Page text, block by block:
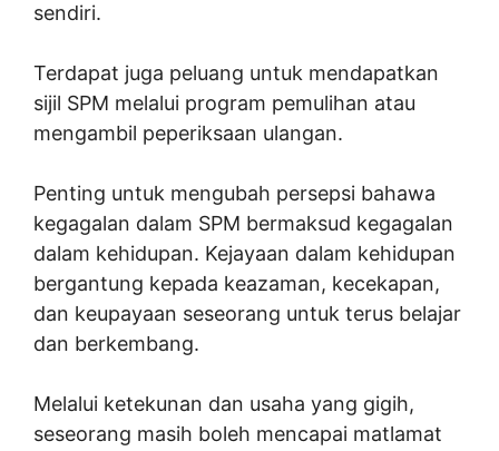
sendiri.
Terdapat juga peluang untuk mendapatkan
sijil SPM melalui program pemulihan atau
mengambil peperiksaan ulangan.
Penting untuk mengubah persepsi bahawa
kegagalan dalam SPM bermaksud kegagalan
dalam kehidupan. Kejayaan dalam kehidupan
bergantung kepada keazaman, kecekapan,
dan keupayaan seseorang untuk terus belajar
dan berkembang.
Melalui ketekunan dan usaha yang gigih,
seseorang masih boleh mencapai matlamat